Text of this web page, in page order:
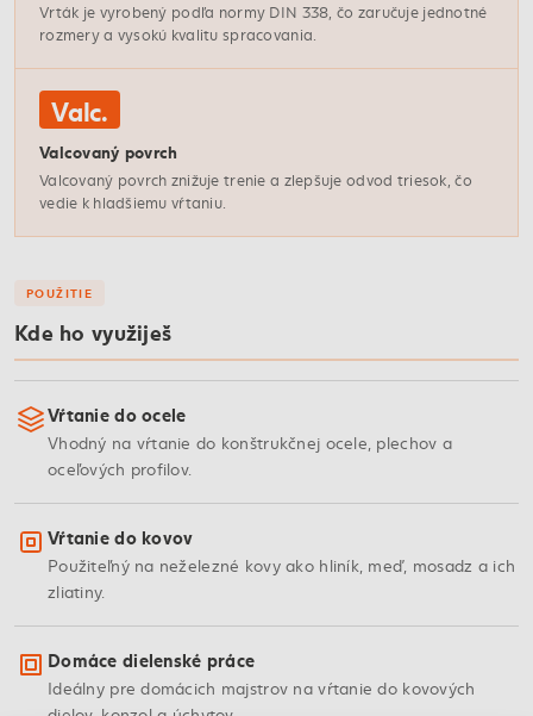
Vrták je vyrobený podľa normy DIN 338, čo zaručuje jednotné
rozmery a vysokú kvalitu spracovania.
Valc.
Valcovaný povrch
Valcovaný povrch znižuje trenie a zlepšuje odvod triesok, čo
vedie k hladšiemu vŕtaniu.
POUŽITIE
Kde ho využiješ
Vŕtanie do ocele
Vhodný na vŕtanie do konštrukčnej ocele, plechov a
oceľových profilov.
Vŕtanie do kovov
Použiteľný na neželezné kovy ako hliník, meď, mosadz a ich
zliatiny.
Domáce dielenské práce
Ideálny pre domácich majstrov na vŕtanie do kovových